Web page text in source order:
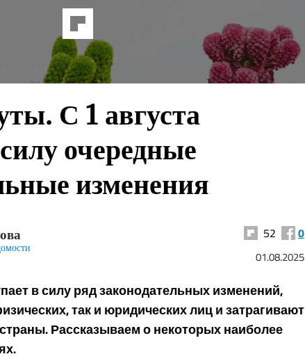
С 1 августа
очередные
изменения
52 0
01.08.2025
в силу ряд законодательных изменений,
так и юридических лиц и затрагивают
Рассказываем о некоторых наиболее